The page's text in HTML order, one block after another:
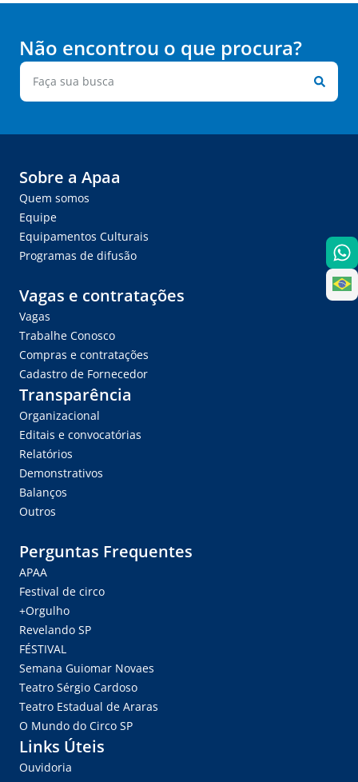
Não encontrou o que procura?
Sobre a Apaa
Quem somos
Equipe
Equipamentos Culturais
Programas de difusão
Vagas e contratações
Vagas
Trabalhe Conosco
Compras e contratações
Cadastro de Fornecedor
Transparência
Organizacional
Editais e convocatórias
Relatórios
Demonstrativos
Balanços
Outros
Perguntas Frequentes
APAA
Festival de circo
+Orgulho
Revelando SP
FÉSTIVAL
Semana Guiomar Novaes
Teatro Sérgio Cardoso
Teatro Estadual de Araras
O Mundo do Circo SP
Links Úteis
Ouvidoria